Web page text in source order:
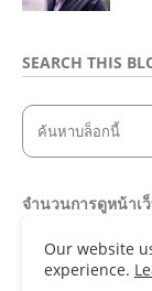
SEARCH THIS
จำนวนการดูหน้าเ
8969
Our website
experience.